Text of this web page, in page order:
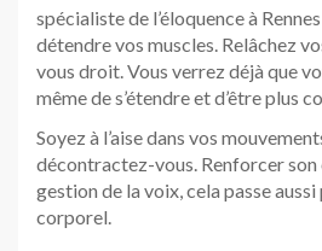
spécialiste de l’éloquence à
détendre vos muscles. Relâchez
vous droit. Vous verrez déjà que
même de s’étendre et d’être plus
Soyez à l’aise dans vos
décontractez-vous. Renforcer son
gestion de la voix, cela passe
corporel.